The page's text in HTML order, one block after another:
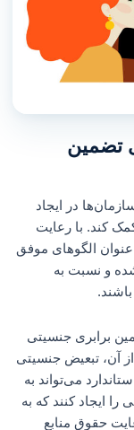
۵۳۸۰۰ برای تضمین
در ایجاد
کند. با رعایت
الگوهای موفق
و نسبت به
برابری جنسیتی
آن، تبعیض جنسیتی
می‌تواند به
ایجاد کنند که به
حقوق منابع